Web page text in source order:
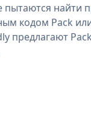
пытаются найти
кодом Pack
предлагают